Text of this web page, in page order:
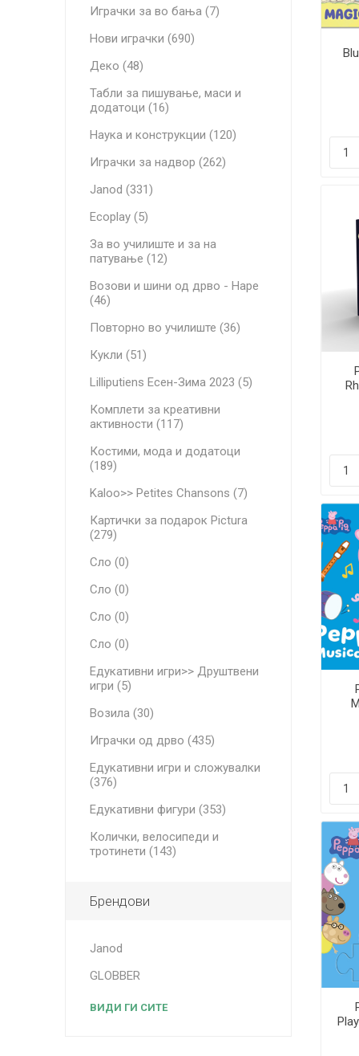
Играчки за во бања (7)
Нови играчки (690)
Деко (48)
Табли за пишување, маси и
додатоци (16)
Наука и конструкции (120)
Играчки за надвор (262)
Janod (331)
Ecoplay (5)
За во училиште и за на
патување (12)
Возови и шини од дрво - Hape
(46)
Повторно во училиште (36)
Кукли (51)
Lilliputiens Есен-Зима 2023 (5)
Комплети за креативни
активности (117)
Костими, мода и додатоци
(189)
Kaloo>> Petites Chansons (7)
Картички за подарок Pictura
(279)
Сло (0)
Сло (0)
Сло (0)
Сло (0)
Едукативни игри>> Друштвени
игри (5)
Возила (30)
Играчки од дрво (435)
Едукативни игри и сложувалки
(376)
Едукативни фигури (353)
Колички, велосипеди и
тротинети (143)
Брендови
Janod
GLOBBER
ВИДИ ГИ СИТЕ